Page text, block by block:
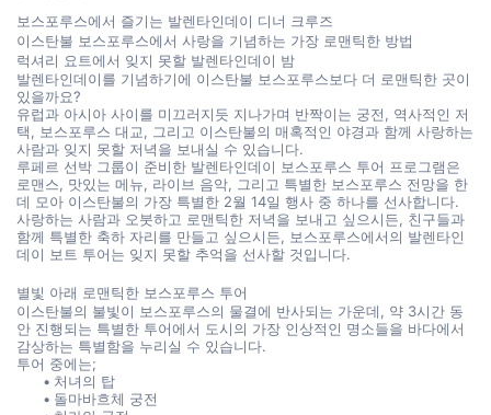
보스포루스에서 즐기는 발렌타인데이 디너 크루즈
이스탄불 보스포루스에서 사랑을 기념하는 가장 로맨틱한 방법
럭셔리 요트에서 잊지 못할 발렌타인데이 밤
발렌타인데이를 기념하기에 이스탄불 보스포루스보다 더 로맨틱한 곳이
있을까요?
유럽과 아시아 사이를 미끄러지듯 지나가며 반짝이는 궁전, 역사적인 저
택, 보스포루스 대교, 그리고 이스탄불의 매혹적인 야경과 함께 사랑하는
사람과 잊지 못할 저녁을 보내실 수 있습니다.
루페르 선박 그룹이 준비한 발렌타인데이 보스포루스 투어 프로그램은
로맨스, 맛있는 메뉴, 라이브 음악, 그리고 특별한 보스포루스 전망을 한
데 모아 이스탄불의 가장 특별한 2월 14일 행사 중 하나를 선사합니다.
사랑하는 사람과 오붓하고 로맨틱한 저녁을 보내고 싶으시든, 친구들과
함께 특별한 축하 자리를 만들고 싶으시든, 보스포루스에서의 발렌타인
데이 보트 투어는 잊지 못할 추억을 선사할 것입니다.
별빛 아래 로맨틱한 보스포루스 투어
이스탄불의 불빛이 보스포루스의 물결에 반사되는 가운데, 약 3시간 동
안 진행되는 특별한 투어에서 도시의 가장 인상적인 명소들을 바다에서
감상하는 특별함을 누리실 수 있습니다.
투어 중에는;
처녀의 탑
돌마바흐체 궁전